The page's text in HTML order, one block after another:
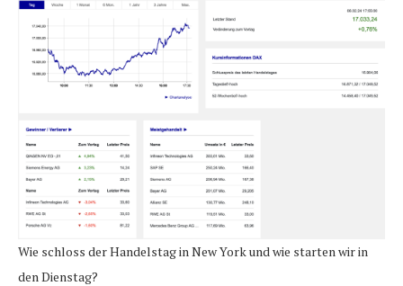
Wie schloss der Handelstag in New York und wie starten wir in
den Dienstag?